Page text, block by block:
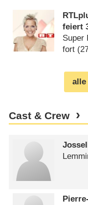
feiert
Super
fort (
alle
Cast & Crew